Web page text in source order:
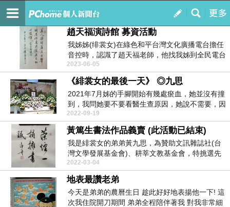
我的
訂閱
集美群英會
趙天福演詩館 募資活動
我姊姊(绯裳女)在綠色和平台灣文化廣播電台擔任
音控時，認識了趙天福老師，他找我姊到全民電台
［空中台語...
2023-06-05
《緋裳女的最後一天》 ◎九思
2021年7月姊的手腳開始有幾處瘀血，她並沒有撞
到，我問她要不要看醫生查原因，她說不需要，因
為不...
2022-09-19
黃篤生書法作品義賣 (此活動已結束)
我是緋裳女的弟弟黃九思，為贊助文訊雜誌社(台
灣文學發展基金會)、耕莘文教基金會，特挑選先
父黃篤生的書...
2022-03-04
地表最讚老弟
今天是弟弟的農曆生日 趁此好好地表揚他一下! 這
次我住院開刀期間 弟弟全程陪伴著我 對我非常細